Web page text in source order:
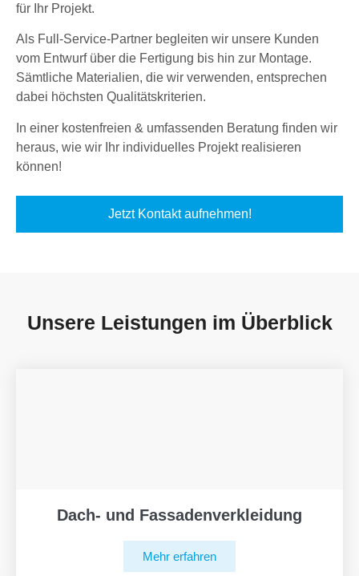
für Ihr Projekt.
Als Full-Service-Partner begleiten wir unsere Kunden
vom Entwurf über die Fertigung bis hin zur Montage.
Sämtliche Materialien, die wir verwenden, entsprechen
dabei höchsten Qualitätskriterien.
In einer kostenfreien & umfassenden Beratung finden wir
heraus, wie wir Ihr individuelles Projekt realisieren
können!
Jetzt Kontakt aufnehmen!
Unsere Leistungen im Überblick
Dach- und Fassadenverkleidung
Mehr erfahren